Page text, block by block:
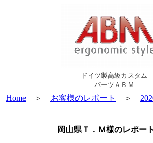
ドイツ製高級カスタム
パーツＡＢＭ
Home ＞ お客様のレポート ＞
岡山県Ｔ．Ｍ様のレポー